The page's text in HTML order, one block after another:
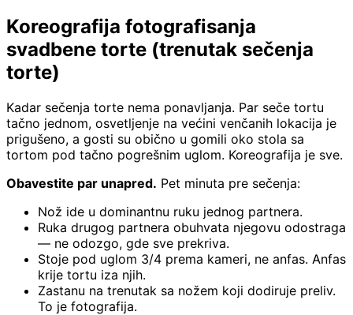
Koreografija fotografisanja
svadbene torte (trenutak sečenja
torte)
Kadar sečenja torte nema ponavljanja. Par seče tortu
tačno jednom, osvetljenje na većini venčanih lokacija je
prigušeno, a gosti su obično u gomili oko stola sa
tortom pod tačno pogrešnim uglom. Koreografija je sve.
Obavestite par unapred. Pet minuta pre sečenja:
Nož ide u dominantnu ruku jednog partnera.
Ruka drugog partnera obuhvata njegovu odostraga
— ne odozgo, gde sve prekriva.
Stoje pod uglom 3/4 prema kameri, ne anfas. Anfas
krije tortu iza njih.
Zastanu na trenutak sa nožem koji dodiruje preliv.
To je fotografija.